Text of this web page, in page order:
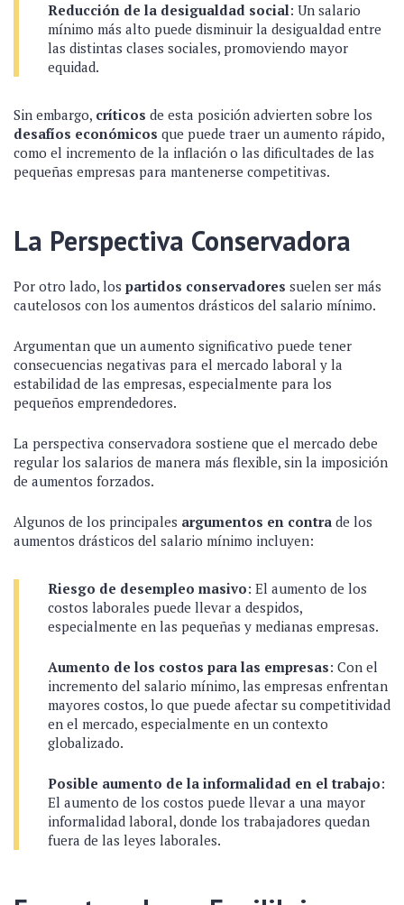
Reducción de la desigualdad social: Un salario
mínimo más alto puede disminuir la desigualdad entre
las distintas clases sociales, promoviendo mayor
equidad.
Sin embargo, críticos de esta posición advierten sobre los
desafíos económicos que puede traer un aumento rápido,
como el incremento de la inflación o las dificultades de las
pequeñas empresas para mantenerse competitivas.
La Perspectiva Conservadora
Por otro lado, los partidos conservadores suelen ser más
cautelosos con los aumentos drásticos del salario mínimo.
Argumentan que un aumento significativo puede tener
consecuencias negativas para el mercado laboral y la
estabilidad de las empresas, especialmente para los
pequeños emprendedores.
La perspectiva conservadora sostiene que el mercado debe
regular los salarios de manera más flexible, sin la imposición
de aumentos forzados.
Algunos de los principales argumentos en contra de los
aumentos drásticos del salario mínimo incluyen:
Riesgo de desempleo masivo: El aumento de los
costos laborales puede llevar a despidos,
especialmente en las pequeñas y medianas empresas.
Aumento de los costos para las empresas: Con el
incremento del salario mínimo, las empresas enfrentan
mayores costos, lo que puede afectar su competitividad
en el mercado, especialmente en un contexto
globalizado.
Posible aumento de la informalidad en el trabajo:
El aumento de los costos puede llevar a una mayor
informalidad laboral, donde los trabajadores quedan
fuera de las leyes laborales.